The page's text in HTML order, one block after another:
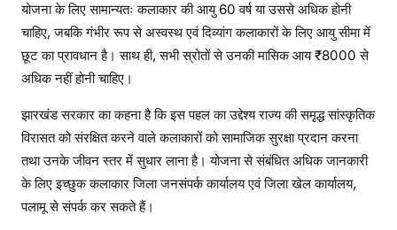
योजना के लिए सामान्यतः कलाकार की आयु 60 वर्ष या उससे अधिक होनी
चाहिए, जबकि गंभीर रूप से अस्वस्थ एवं दिव्यांग कलाकारों के लिए आयु सीमा में
छूट का प्रावधान है। साथ ही, सभी स्रोतों से उनकी मासिक आय ₹8000 से
अधिक नहीं होनी चाहिए।
झारखंड सरकार का कहना है कि इस पहल का उद्देश्य राज्य की समृद्ध सांस्कृतिक
विरासत को संरक्षित करने वाले कलाकारों को सामाजिक सुरक्षा प्रदान करना
तथा उनके जीवन स्तर में सुधार लाना है। योजना से संबंधित अधिक जानकारी
के लिए इच्छुक कलाकार जिला जनसंपर्क कार्यालय एवं जिला खेल कार्यालय,
पलामू से संपर्क कर सकते हैं।